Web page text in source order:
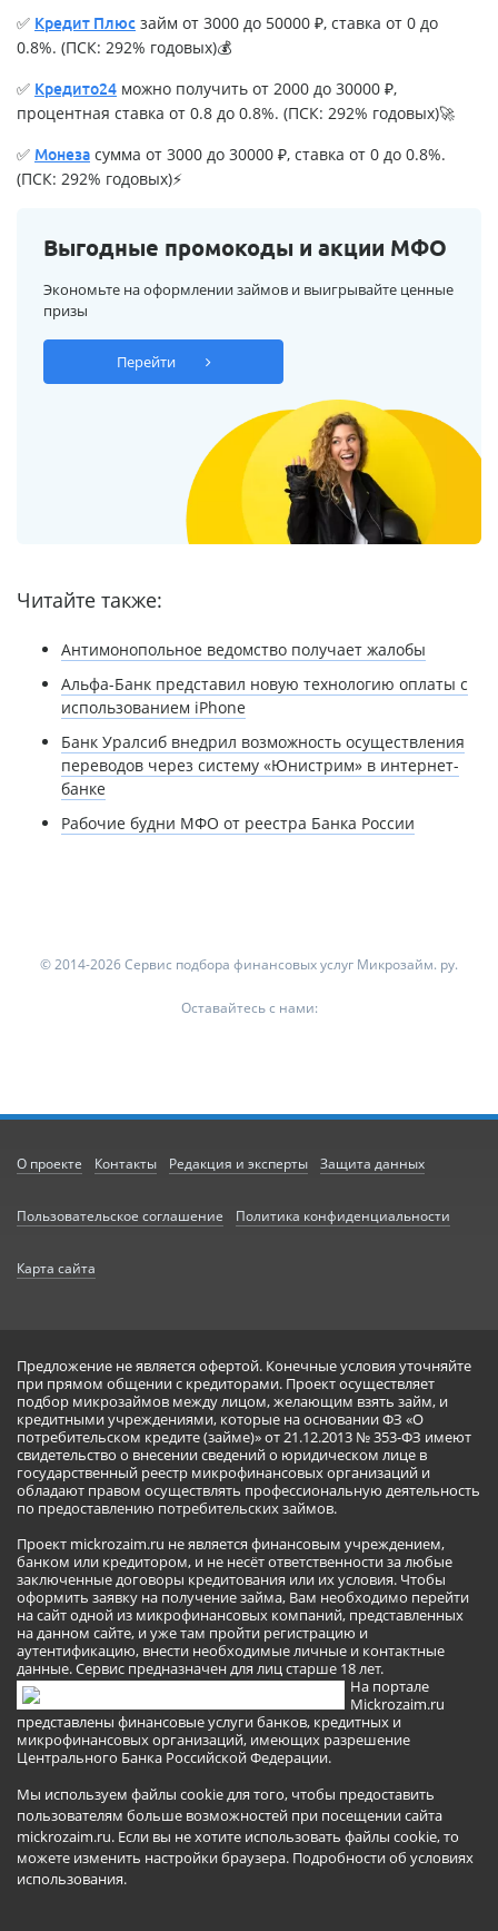
✅ Кредит Плюс займ от 3000 до 50000 ₽, ставка от 0 до
0.8%. (ПСК: 292% годовых)💰
✅ Кредито24 можно получить от 2000 до 30000 ₽,
процентная ставка от 0.8 до 0.8%. (ПСК: 292% годовых)🚀
✅ Монеза сумма от 3000 до 30000 ₽, ставка от 0 до 0.8%.
(ПСК: 292% годовых)⚡
Выгодные промокоды и акции МФО
Экономьте на оформлении займов и выигрывайте ценные
призы
Перейти
Читайте также:
Антимонопольное ведомство получает жалобы
Альфа-Банк представил новую технологию оплаты с
использованием iPhone
Банк Уралсиб внедрил возможность осуществления
переводов через систему «Юнистрим» в интернет-
банке
Рабочие будни МФО от реестра Банка России
© 2014-2026 Сервис подбора финансовых услуг Микрозайм. ру.
Оставайтесь с нами:
О проекте Контакты Редакция и эксперты Защита данных
Пользовательское соглашение Политика конфиденциальности
Карта сайта
Предложение не является офертой. Конечные условия уточняйте
при прямом общении с кредиторами. Проект осуществляет
подбор микрозаймов между лицом, желающим взять займ, и
кредитными учреждениями, которые на основании ФЗ «О
потребительском кредите (займе)» от 21.12.2013 № 353-ФЗ имеют
свидетельство о внесении сведений о юридическом лице в
государственный реестр микрофинансовых организаций и
обладают правом осуществлять профессиональную деятельность
по предоставлению потребительских займов.
Проект mickrozaim.ru не является финансовым учреждением,
банком или кредитором, и не несёт ответственности за любые
заключенные договоры кредитования или их условия. Чтобы
оформить заявку на получение займа, Вам необходимо перейти
на сайт одной из микрофинансовых компаний, представленных
на данном сайте, и уже там пройти регистрацию и
аутентификацию, внести необходимые личные и контактные
данные. Сервис предназначен для лиц старше 18 лет.
На портале
Mickrozaim.ru
представлены финансовые услуги банков, кредитных и
микрофинансовых организаций, имеющих разрешение
Центрального Банка Российской Федерации.
Мы используем файлы cookie для того, чтобы предоставить
пользователям больше возможностей при посещении сайта
mickrozaim.ru. Если вы не хотите использовать файлы cookie, то
можете изменить настройки браузера. Подробности об условиях
использования.